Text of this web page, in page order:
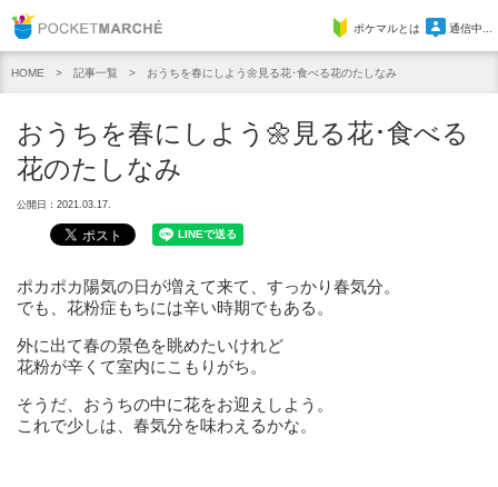
Pocket Marcheポケマルとは 通信中...
HOME 記事一覧 おうちを春にしよう🌼見る花･食べる花のたしなみ
おうちを春にしよう🌼見る花･食べる
花のたしなみ
公開日：2021.03.17.
ポカポカ陽気の日が増えて来て、すっかり春気分。
でも、花粉症もちには辛い時期でもある。
外に出て春の景色を眺めたいけれど
花粉が辛くて室内にこもりがち。
そうだ、おうちの中に花をお迎えしよう。
これで少しは、春気分を味わえるかな。